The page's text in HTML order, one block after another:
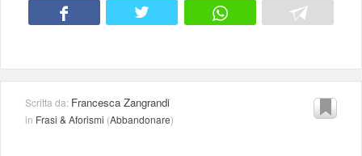
Scritta da: Francesca Zangrandi
in Frasi & Aforismi (Abbandonare)